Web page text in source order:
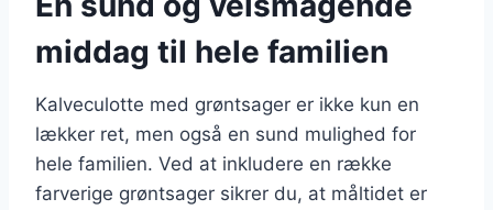
middag til hele familien
Kalveculotte med grøntsager er ikke kun en
lækker ret, men også en sund mulighed for
hele familien. Ved at inkludere en række
farverige grøntsager sikrer du, at måltidet er